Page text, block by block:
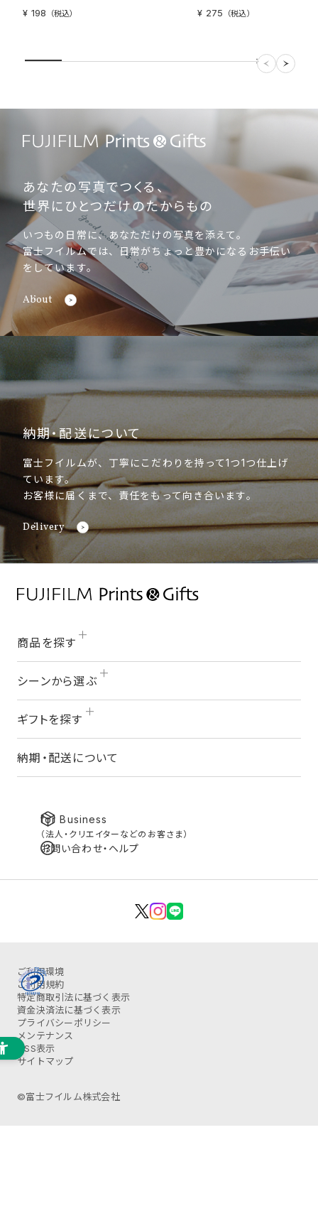
¥ 198 （税込） ¥ 275 （税込）
あなたの写真でつくる、
世界にひとつだけのたからもの
いつもの日常に、あなただけの写真を添えて。
富士フイルムでは、日常がちょっと豊かになるお手伝い
をしています。
About
納期・配送について
富士フイルムが、丁寧にこだわりを持って1つ1つ仕上げ
ています。
お客様に届くまで、責任をもって向き合います。
Delivery
商品を探す
シーンから選ぶ
ギフトを探す
納期・配送について
for Business
（法人・クリエイターなどのお客さま）
お問い合わせ・ヘルプ
ご利用環境
ご利用規約
特定商取引法に基づく表示
資金決済法に基づく表示
プライバシーポリシー
メンテナンス
OSS表示
サイトマップ
©富士フイルム株式会社